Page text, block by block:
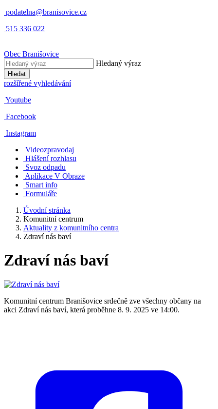
podatelna@branisovice.cz
515 336 022
Obec Branišovice
Hledaný výraz
Hledat
rozšířené vyhledávání
Youtube
Facebook
Instagram
Videozpravodaj
Hlášení rozhlasu
Svoz odpadu
Aplikace V Obraze
Smart info
Formuláře
Úvodní stránka
Komunitní centrum
Aktuality z komunitního centra
Zdraví nás baví
Zdraví nás baví
Komunitní centrum Branišovice srdečně zve všechny občany na
akci Zdraví nás baví, která proběhne 8. 9. 2025 ve 14:00.